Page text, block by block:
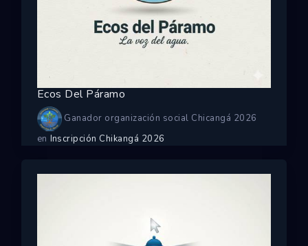
Ecos Del Páramo
Ganador organización social Chicangá 2026
en Inscripción Chikangá 2026